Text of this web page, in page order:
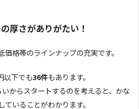
厚さがありがたい！
格帯のラインナップの充実です。
以下でも36件もあります。
からスタートするのを考えると、かな
いることがわかります。